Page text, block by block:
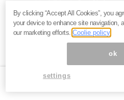
海外店舗数も626→644→707
Udon」として展開する海外の
イ進出がきっかけだが、現在
湾、フィリピンなど店舗数の
そして海外の丸亀は日本と違
が特徴だ。
By clicking “Accept All Cookies”, you
your device to enhance site navigation,
our marketing efforts.Coolie policy
ok
settings